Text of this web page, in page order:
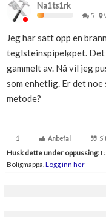
Se din bolig? Klikk her
Boligmappa+
Få mer ut av
Na1ts1rk
5
Jeg har satt opp en
teglsteinspipeløpet. Det
gammelt av. Nå vil jeg
som enhetlig. Er det
metode?
1 Anbefal
Husk dette under oppussing:
Boligmappa. Logg inn her